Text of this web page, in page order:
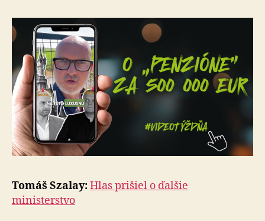
Tomáš Szalay:Hlas prišiel o ďalšie
ministerstvo